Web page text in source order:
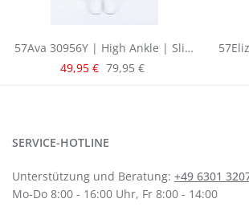
57Ava 30956Y | High Ankle | Slim
Fit | Raw Denim
Verkaufspreis:
49,95 € Regulärer Preis:
79,95 €
SERVICE-HOTLINE
Unterstützung und Beratung: +49 6301
Mo-Do 8:00 - 16:00 Uhr, Fr 8:00 - 14:00